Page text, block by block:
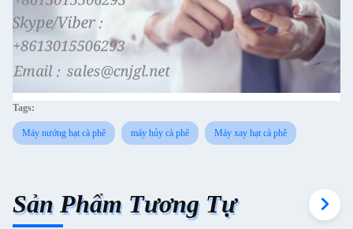
Tags:
Máy nướng hạt cà phê máy hủy cà phê Máy xay hạt cà phê
Sản Phẩm Tương Tự